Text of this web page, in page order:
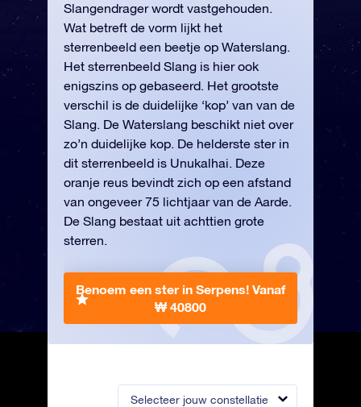
Selecteer jouw constellatie
Slangendrager wordt vastgehouden.
Wat betreft de vorm lijkt het
sterrenbeeld een beetje op Waterslang.
Het sterrenbeeld Slang is hier ook
enigszins op gebaseerd. Het grootste
verschil is de duidelijke ‘kop’ van van de
Slang. De Waterslang beschikt niet over
zo’n duidelijke kop. De helderste ster in
dit sterrenbeeld is Unukalhai. Deze
oranje reus bevindt zich op een afstand
van ongeveer 75 lichtjaar van de Aarde.
De Slang bestaat uit achttien grote
sterren.
Benoem een ster in Serpens! Vanaf
₩ 40800